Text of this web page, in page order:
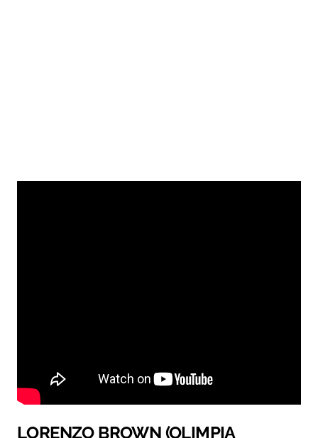
LORENZO BROWN (OLIMPIA